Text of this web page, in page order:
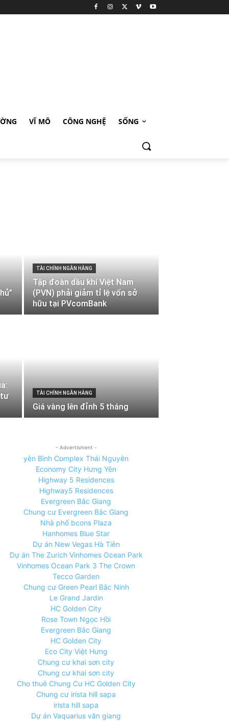
VĨ MÔ CÔNG NGHỆ SỐNG
TÀI CHÍNH NGÂN HÀNG
Tập đoàn dầu khí Việt Nam
(PVN) phải giảm tỉ lệ vốn sở
hữu tại PVcomBank
TÀI CHÍNH NGÂN HÀNG
Giá vàng lên đỉnh 5 tháng
- Advertisment -
yên Bình Complex Thái Nguyên
Economy City Hưng Yên
Highway 5 Residences
Highway5 Residences
Evergreen Bắc Giang
Chung cư Evergreen Bắc Giang
Nhà phố bcons Plaza
Hanhomes Blue Star
Dự án New Vegas Hà Tiên
Dự án The Zurich Vinhomes Ocean Park
Vinhomes Ocean Park 3 The Crown
Tecco Garden
Chung cư Green Pearl Bắc Ninh
Le Grand Jardin
HC Golden City
Rose Town Ngọc Hồi
Evergreen Bắc Giang
HC Golden City
Eco City Việt Hưng
Chung cư khai sơn city
Chung cư khai sơn city
Cho thuê Chung Cư HC Golden City
Chung cư irista hill sapa
irista hill sapa
Dự án Vaquarius văn giang